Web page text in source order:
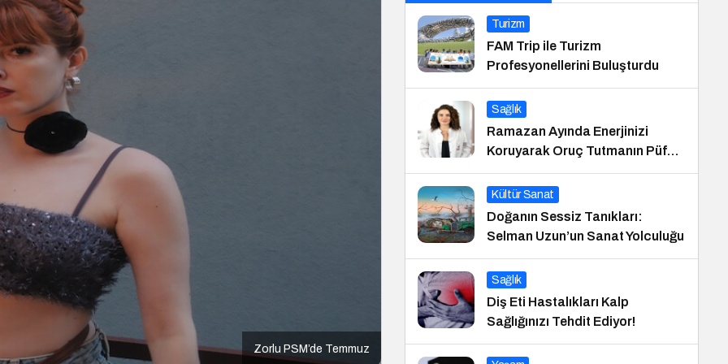
Zorlu PSM’de Temmuz
Turizm
FAM Trip ile Turizm
Profesyonellerini Buluşturdu
Sağlık
Ramazan Ayında Enerjinizi
Koruyarak Oruç Tutmanın Püf
Noktaları
Kültür Sanat
Doğanın Sessiz Tanıkları:
Selman Uzun’un Sanat Yolculuğu
Sağlık
Diş Eti Hastalıkları Kalp
Sağlığınızı Tehdit Ediyor!